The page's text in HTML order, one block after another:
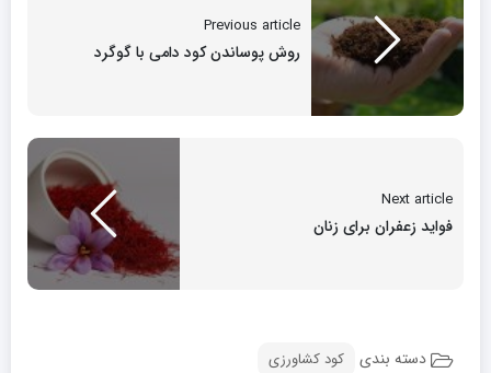
Previous article
روش پوساندن کود دامی با گوگرد
Next article
فواید زعفران برای زنان
دسته بندی کود کشاورزی